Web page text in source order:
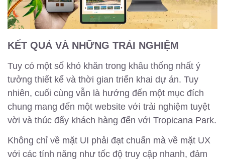
KẾT QUẢ VÀ NHỮNG TRẢI NGHIỆM
Tuy có một số khó khăn trong khâu thống nhất ý
tưởng thiết kế và thời gian triển khai dự án. Tuy
nhiên, cuối cùng vẫn là hướng đến một mục đích
chung mang đến một website với trải nghiệm tuyệt
vời và thúc đẩy khách hàng đến với Tropicana Park.
Không chỉ về mặt UI phải đạt chuẩn mà về mặt UX
với các tính năng như tốc độ truy cập nhanh, đảm